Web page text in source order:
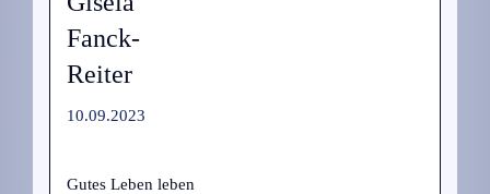
Fanck-
Reiter
10.09.2023
Gutes Leben leben